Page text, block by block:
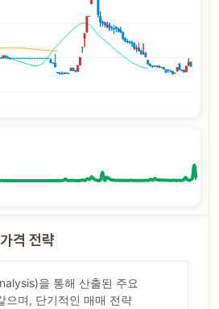
격 전략
을 통해 산출된 주요
으며, 단기적인 매매 전략